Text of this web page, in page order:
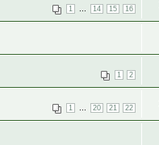
1 14 15 16
1 2
1 20 21 22